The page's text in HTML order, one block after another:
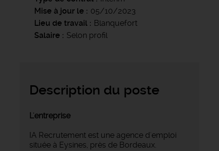
Mise à jour le
05/10/2023
Lieu de travail
Blanquefort
Salaire
Selon profil
Description du poste
L'entreprise
IA Recrutement est une agence d'emploi
située à Eysines, près de Bordeaux.